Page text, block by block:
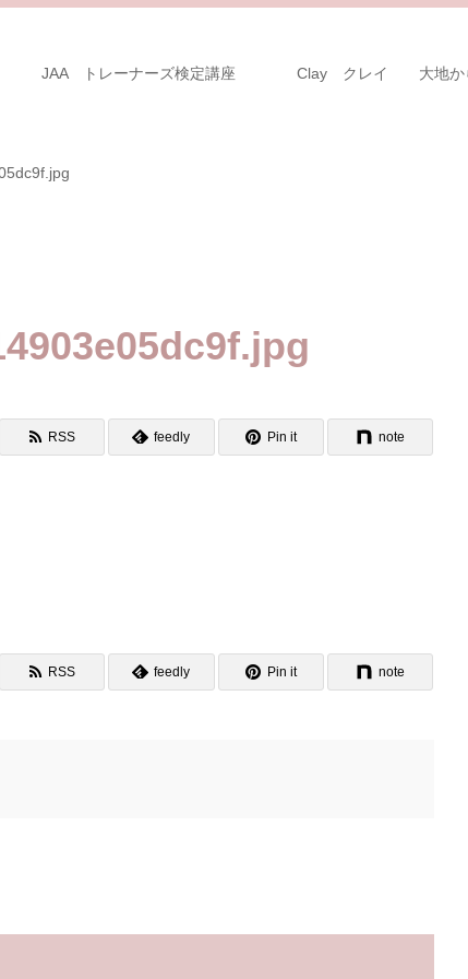
JAA トレーナーズ検定講座 Clay クレイ 大地か
RSS feedly Pin it note
RSS feedly Pin it note